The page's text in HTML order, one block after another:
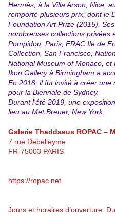
Hermès, à la Villa Arson, Nice,
remporté plusieurs prix, dont le
Foundation Art Prize (2015).
nombreuses collections privées
Pompidou, Paris; FRAC Ile de
Collection, San Francisco;
National Museum of Monaco, et
Ikon Gallery à Birmingham a
En 2018, il fut invité à créer
pour la Biennale de Sydney.
Durant l'été 2019, une
lieu au Met Breuer, New York.
Galerie Thaddaeus ROPAC –
7 rue Debelleyme
FR-75003 PARIS
https://ropac.net
Jours et horaires d’ouverture: